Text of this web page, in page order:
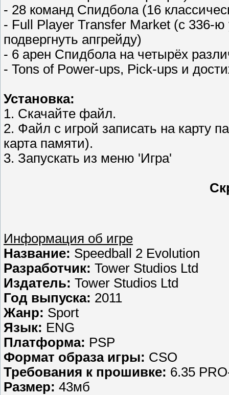
- 28 команд Cпидбола (16
- Full Player Transfer Market (с 336-
подвергнуть апгрейду)
- 6 арен Cпидбола на четырёх
- Tons of Power-ups, Pick-ups и
Установка:
1. Скачайте файл.
2. Файл с игрой записать на карту
карта памяти).
3. Запускать из меню 'Игра'
Информация об игре
Название: Speedball 2 Evolution
Разработчик: Tower Studios Ltd
Издатель: Tower Studios Ltd
Год выпуска: 2011
Жанр: Sport
Язык: ENG
Платформа: PSP
Формат образа игры: CSO
Требования к прошивке: 6.35
Размер: 43мб